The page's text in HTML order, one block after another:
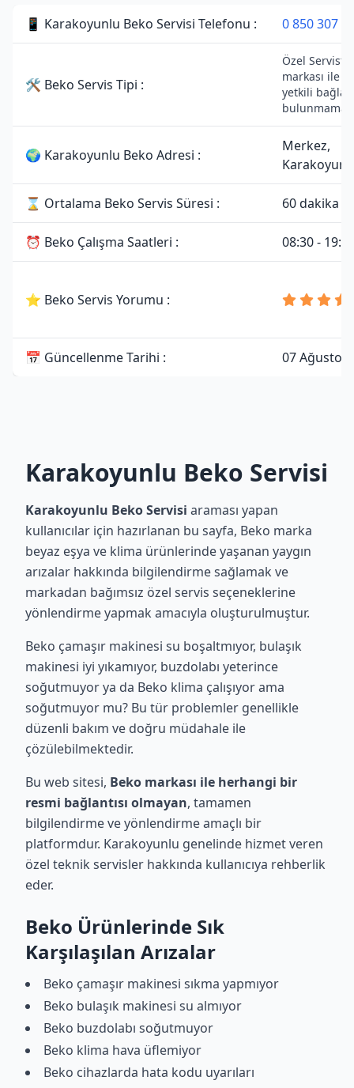
📱 Karakoyunlu Beko Servisi Telefonu : 0 850 307
🛠 Beko Servis Tipi :
Özel
markası ile
yetkili
🌍 Karakoyunlu Beko Adresi :
Merkez,
⌛ Ortalama Beko Servis Süresi : 60 dakika
⏰ Beko Çalışma Saatleri : 08:30 -
⭐ Beko Servis Yorumu :
📅 Güncellenme Tarihi : 07 Ağustos
Karakoyunlu Beko Servisi
Karakoyunlu Beko Servisi araması yapan
kullanıcılar için hazırlanan bu sayfa, Beko marka
beyaz eşya ve klima ürünlerinde yaşanan yaygın
arızalar hakkında bilgilendirme sağlamak ve
markadan bağımsız özel servis seçeneklerine
yönlendirme yapmak amacıyla oluşturulmuştur.
Beko çamaşır makinesi su boşaltmıyor, bulaşık
makinesi iyi yıkamıyor, buzdolabı yeterince
soğutmuyor ya da Beko klima çalışıyor ama
soğutmuyor mu? Bu tür problemler genellikle
düzenli bakım ve doğru müdahale ile
çözülebilmektedir.
Bu web sitesi, Beko markası ile herhangi bir
resmi bağlantısı olmayan, tamamen
bilgilendirme ve yönlendirme amaçlı bir
platformdur. Karakoyunlu genelinde hizmet veren
özel teknik servisler hakkında kullanıcıya rehberlik
eder.
Beko Ürünlerinde Sık
Karşılaşılan Arızalar
Beko çamaşır makinesi sıkma yapmıyor
Beko bulaşık makinesi su almıyor
Beko buzdolabı soğutmuyor
Beko klima hava üflemiyor
Beko cihazlarda hata kodu uyarıları